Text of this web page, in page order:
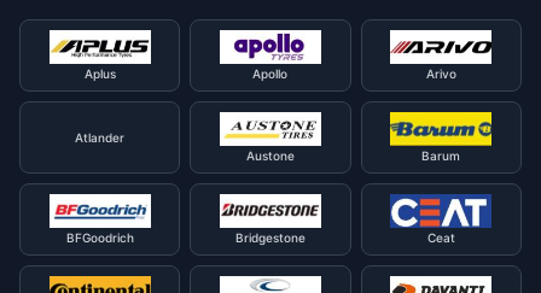
Aplus Apollo Arivo
Atlander
Austone
Barum
BFGoodrich Bridgestone Ceat